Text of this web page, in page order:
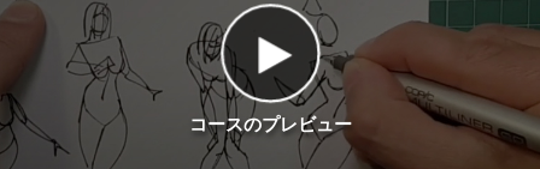
サインイン
語
コースのプレビュー